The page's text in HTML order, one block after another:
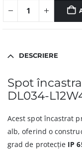
DESCRIERE
Spot
DL034-
Acest spot încastrat
alb, oferind o
grad de protecție IP